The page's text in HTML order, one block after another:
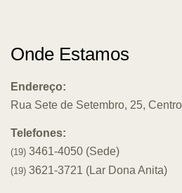
Onde Estamos
Endereço:
Rua Sete de Setembro, 25,
Telefones:
(19) 3461-4050 (Sede)
(19) 3621-3721 (Lar Dona Anita)